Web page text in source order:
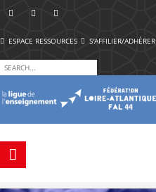
ESPACE RESSOURCES S'AFFILIER/ADHÉRER